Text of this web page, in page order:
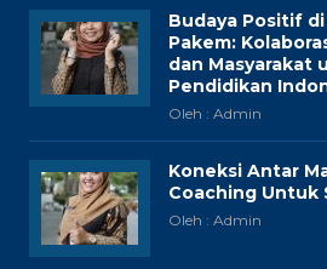
Budaya Positif
Pakem:
dan Masyarakat
Pendidikan
Oleh : Admin
Koneksi Antar
Coaching Untuk
Oleh : Admin